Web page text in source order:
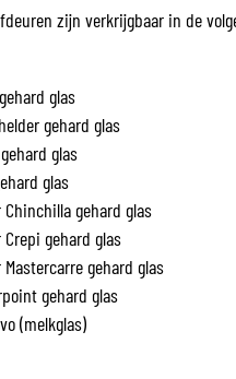
zijn verkrijgbaar in de
glas
gehard glas
glas
glas
Chinchilla gehard glas
Crepi gehard glas
Mastercarre gehard glas
gehard glas
(melkglas)